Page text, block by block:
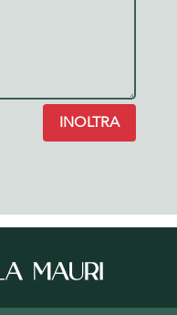
INOLTRA